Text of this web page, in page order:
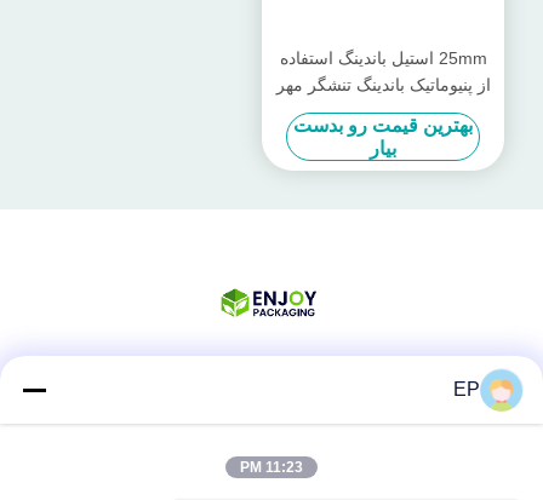
25mm استیل باندینگ استفاده
از پنیوماتیک باندینگ تنشگر مهر
و موم مجموعه
بهترین قیمت رو بدست
بیار
EP
11:23 PM